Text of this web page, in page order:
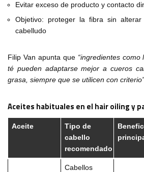
Evitar exceso de producto y contacto
Objetivo: proteger la fibra sin
cabelludo
Filip Van apunta que “ingredientes
té pueden adaptarse mejor a cueros
grasa, siempre que se utilicen con criterio”
Aceites habituales en el hair oiling y
Aceite
Tipo de
cabello
recomendado
Cabellos